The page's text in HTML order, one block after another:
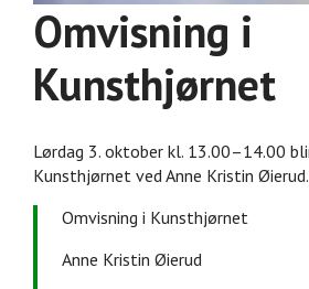
Omvisning i
Kunsthjørnet
Lørdag 3. oktober kl. 13.00–14.00
Kunsthjørnet ved Anne Kristin
Omvisning i Kunsthjørnet
Anne Kristin Øierud